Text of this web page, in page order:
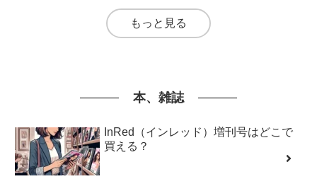
もっと見る
本、雑誌
InRed（インレッド）増刊号はどこで
買える？